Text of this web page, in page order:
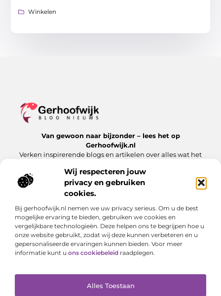
Wij respecteren jouw
privacy en gebruiken
cookies.
Bij gerhoofwijk.nl nemen we uw privacy serieus. Om u de best
mogelijke ervaring te bieden, gebruiken we cookies en
vergelijkbare technologieën. Deze helpen ons te begrijpen hoe u
onze website gebruikt, zodat wij deze kunnen verbeteren en u
gepersonaliseerde ervaringen kunnen bieden. Voor meer
informatie kunt u ons cookiebeleid raadplegen.
Alles Toestaan
Winkelen
Van gewoon naar bijzonder – lees het op
Gerhoofwijk.nl
Verken inspirerende blogs en artikelen over alles wat het
Bericht categorie
Onze informatie
Cookiebeleid (EU)